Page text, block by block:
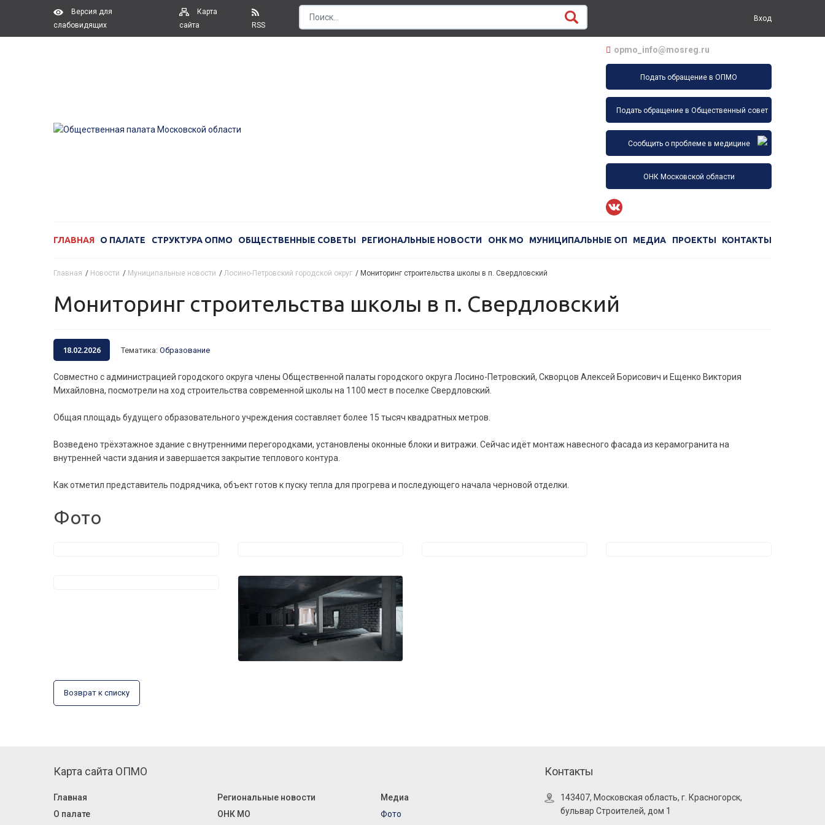
Версия для
слабовидящих
Карта
сайта
RSS
Вход
opmo_info@mosreg.ru
Подать обращение в ОПМО
Подать обращение в Общественный совет
Сообщить о проблеме в медицине
ОНК Московской области
ГЛАВНАЯ О ПАЛАТЕ СТРУКТУРА ОПМО ОБЩЕСТВЕННЫЕ СОВЕТЫ РЕГИОНАЛЬНЫЕ НОВОСТИ ОНК МО МУНИЦИПАЛЬНЫЕ ОП МЕДИА ПРОЕКТЫ КОНТАКТЫ
Главная / Новости / Муниципальные новости / Лосино-Петровский городской округ / Мониторинг строительства школы в п. Свердловский
Мониторинг строительства школы в п. Свердловский
18.02.2026 Тематика: Образование
Совместно с администрацией городского округа члены Общественной палаты городского округа Лосино-Петровский, Скворцов Алексей Борисович и Ещенко Виктория
Михайловна, посмотрели на ход строительства современной школы на 1100 мест в поселке Свердловский.
Общая площадь будущего образовательного учреждения составляет более 15 тысяч квадратных метров.
Возведено трёхэтажное здание с внутренними перегородками, установлены оконные блоки и витражи. Сейчас идёт монтаж навесного фасада из керамогранита на
внутренней части здания и завершается закрытие теплового контура.
Как отметил представитель подрядчика, объект готов к пуску тепла для прогрева и последующего начала черновой отделки.
Фото
Возврат к списку
Карта сайта ОПМО
Главная
О палате
Региональные новости
ОНК МО
Медиа
Фото
Контакты
143407, Московская область, г. Красногорск,
бульвар Строителей, дом 1